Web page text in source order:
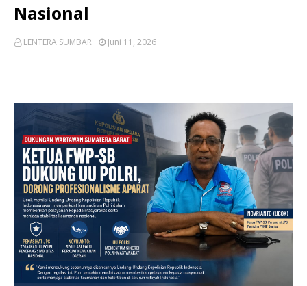
Nasional
LENTERA SUMBAR Juni 11, 2026